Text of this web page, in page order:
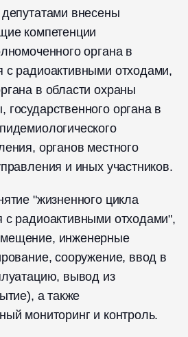
внесены
компетенции
органа в
с радиоактивными отходами,
в области охраны
органа в
органов местного
и иных участников.
"жизненного цикла
с радиоактивными отходами",
инженерные
сооружение, ввод в
вывод из
а также
мониторинг и контроль.